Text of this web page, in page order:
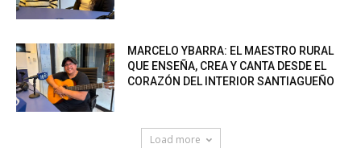
MARCELO YBARRA: EL MAESTRO RURAL
QUE ENSEÑA, CREA Y CANTA DESDE EL
CORAZÓN DEL INTERIOR SANTIAGUEÑO
Load more